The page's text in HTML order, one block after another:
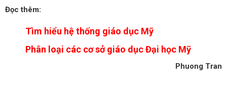
Đọc thêm:
Tìm hiểu hệ thống giáo dục Mỹ
Phân loại các cơ sở giáo dục Đại học Mỹ
Phuong Tran